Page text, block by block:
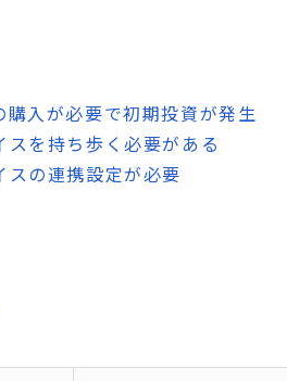
入が必要で初期投資が発生
を持ち歩く必要がある
スの連携設定が必要